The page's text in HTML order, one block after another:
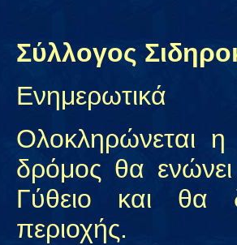
Σύλλογος
Ενημερωτικά
Ολοκληρώνεται
δρόμος θα
Γύθειο και θα
περιοχής.